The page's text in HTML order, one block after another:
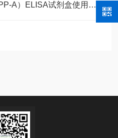
妊娠相关血浆蛋白A（PAPP-A）ELISA试剂盒使用说明书